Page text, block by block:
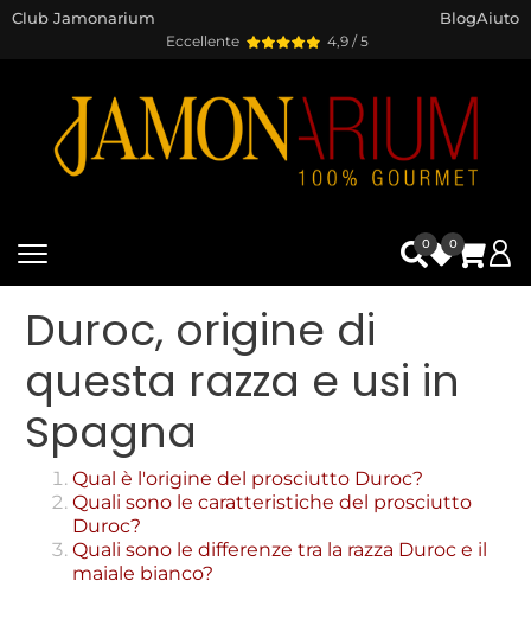
Eccellente 4,9 / 5
Club Jamonarium BlogAiuto
0 0
Duroc, origine di
questa razza e usi in
Spagna
Qual è l'origine del prosciutto Duroc?
Quali sono le caratteristiche del prosciutto
Duroc?
Quali sono le differenze tra la razza Duroc e il
maiale bianco?